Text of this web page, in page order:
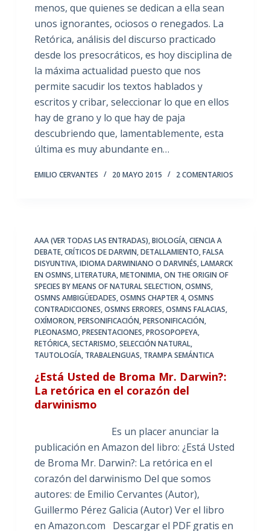
menos, que quienes se dedican a ella sean
unos ignorantes, ociosos o renegados. La
Retórica, análisis del discurso practicado
desde los presocráticos, es hoy disciplina de
la máxima actualidad puesto que nos
permite sacudir los textos hablados y
escritos y cribar, seleccionar lo que en ellos
hay de grano y lo que hay de paja
descubriendo que, lamentablemente, esta
última es muy abundante en…
EMILIO CERVANTES 20 MAYO 2015 2 COMENTARIOS
AAA (VER TODAS LAS ENTRADAS),BIOLOGÍA,CIENCIA A
DEBATE,CRÍTICOS DE DARWIN,DETALLAMIENTO,FALSA
DISYUNTIVA,IDIOMA DARWINIANO O DARVINÉS,LAMARCK
EN OSMNS,LITERATURA,METONIMIA,ON THE ORIGIN OF
SPECIES BY MEANS OF NATURAL SELECTION,OSMNS,
OSMNS AMBIGÜEDADES,OSMNS CHAPTER 4,OSMNS
CONTRADICCIONES,OSMNS ERRORES,OSMNS FALACIAS,
OXÍMORON,PERSONIFICACIÓN,PERSONIFICACIÓN,
PLEONASMO,PRESENTACIONES,PROSOPOPEYA,
RETÓRICA,SECTARISMO,SELECCIÓN NATURAL,
TAUTOLOGÍA, TRABALENGUAS, TRAMPA SEMÁNTICA
¿Está Usted de Broma Mr. Darwin?:
La retórica en el corazón del
darwinismo
Es un placer anunciar la
publicación en Amazon del libro: ¿Está Usted
de Broma Mr. Darwin?: La retórica en el
corazón del darwinismo Del que somos
autores: de Emilio Cervantes (Autor),
Guillermo Pérez Galicia (Autor) Ver el libro
en Amazon.com Descargar el PDF gratis en